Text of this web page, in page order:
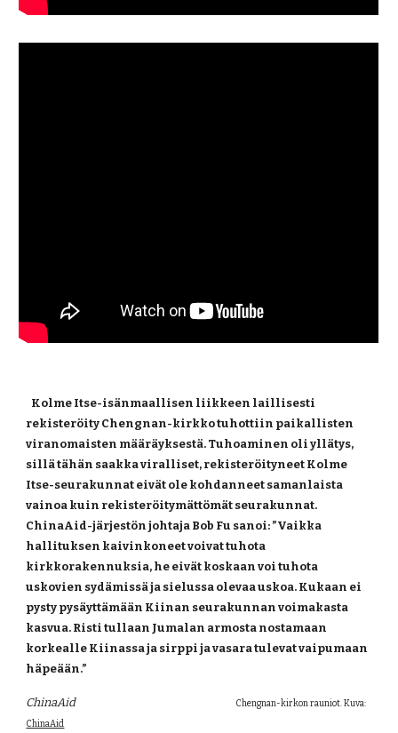
rekisteröity Chengnan-kirkko tuhottiin paikallisten
viranomaisten määräyksestä. Tuhoaminen oli yllätys,
sillä tähän saakka viralliset, rekisteröityneet Kolme
Itse-seurakunnat eivät ole kohdanneet samanlaista
vainoa kuin rekisteröitymättömät seurakunnat.
ChinaAid-järjestön johtaja Bob Fu sanoi: ”Vaikka
hallituksen kaivinkoneet voivat tuhota
kirkkorakennuksia, he eivät koskaan voi tuhota
uskovien sydämissä ja sielussa olevaa uskoa. Kukaan ei
pysty pysäyttämään Kiinan seurakunnan voimakasta
kasvua. Risti tullaan Jumalan armosta nostamaan
korkealle Kiinassa ja sirppi ja vasara tulevat vaipumaan
häpeään.”
ChinaAid
                                                                                          Chengnan-kirkon rauniot. Kuva:
ChinaAid